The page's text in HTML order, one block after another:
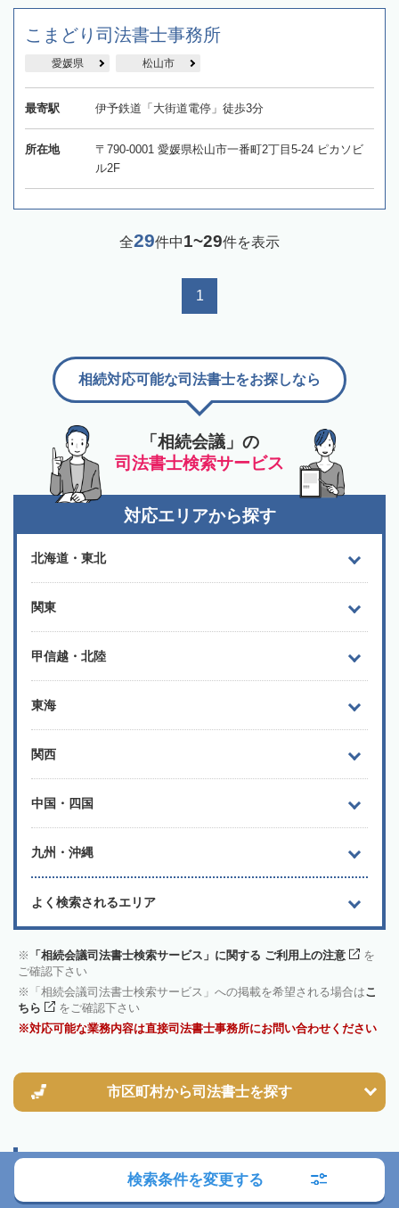
こまどり司法書士事務所
愛媛県 松山市
最寄駅 伊予鉄道「大街道電停」徒歩3分
所在地
〒790-0001 愛媛県松山市一番町2丁目5-24 ピカソビ
ル2F
全29件中1~29件を表示
1
「相続会議」の
司法書士検索サービス
相続対応可能な司法書士をお探しなら
対応エリアから探す
北海道・東北
関東
甲信越・北陸
東海
関西
中国・四国
九州・沖縄
よく検索されるエリア
「相続会議司法書士検索サービス」に関する ご利用上の注意
を
ご確認下さい
「相続会議司法書士検索サービス」への掲載を希望される場合はこ
ちら
をご確認下さい
対応可能な業務内容は直接司法書士事務所にお問い合わせください
市区町村から司法書士を探す
愛媛県 八幡浜市で相続に強いその他の
検索条件を変更する